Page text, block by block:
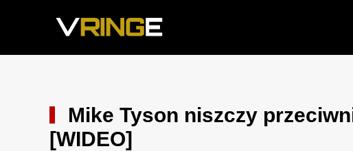
Mike Tyson niszczy
[WIDEO]